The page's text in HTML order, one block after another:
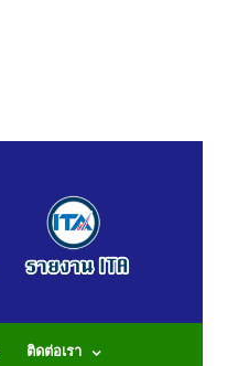
ติดต่อเรา